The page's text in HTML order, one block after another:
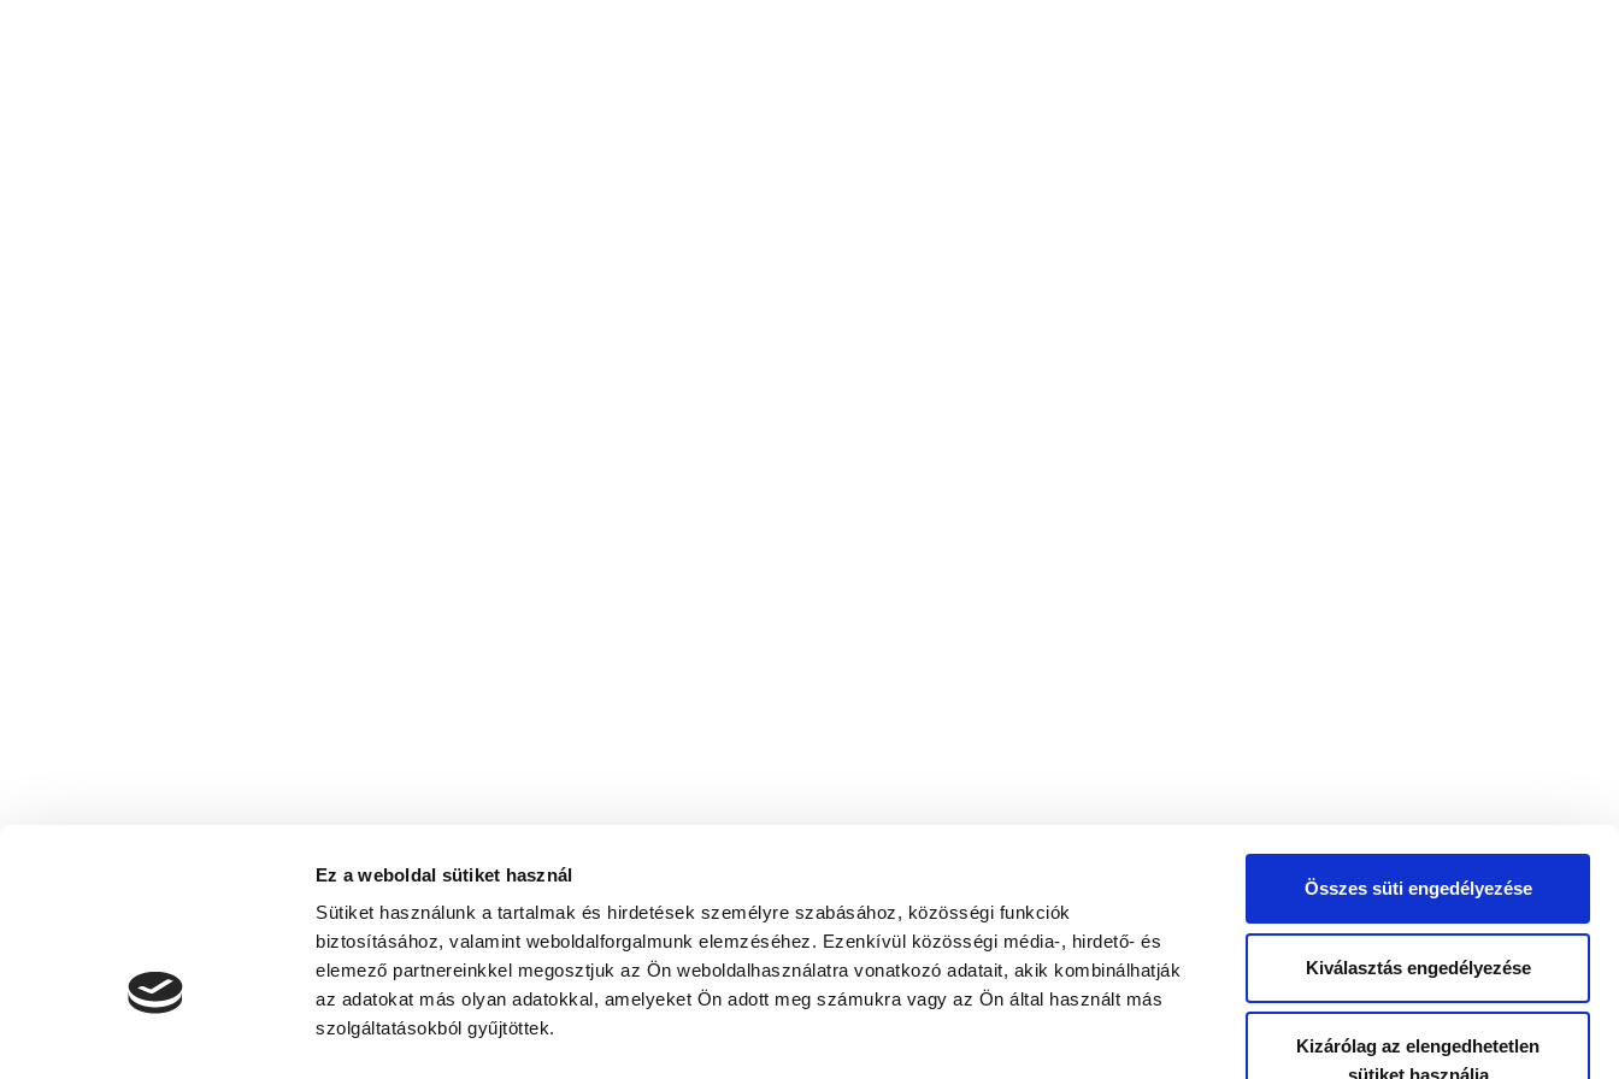
Ez a weboldal sütiket használ
Sütiket használunk a tartalmak és hirdetések személyre szabásához, közösségi funkciók
biztosításához, valamint weboldalforgalmunk elemzéséhez. Ezenkívül közösségi média-, hirdető- és
elemező partnereinkkel megosztjuk az Ön weboldalhasználatra vonatkozó adatait, akik kombinálhatják
az adatokat más olyan adatokkal, amelyeket Ön adott meg számukra vagy az Ön által használt más
szolgáltatásokból gyűjtöttek.
Összes süti engedélyezése
Kiválasztás engedélyezése
Kizárólag az elengedhetetlen
sütiket használja